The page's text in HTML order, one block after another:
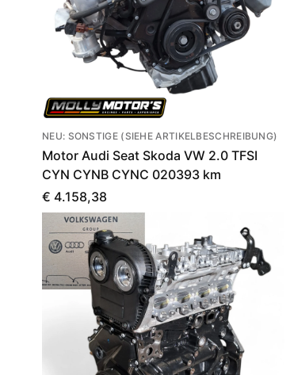
NEU: SONSTIGE (SIEHE ARTIKELBESCHREIBUNG)
Motor Audi Seat Skoda VW 2.0 TFSI
CYN CYNB CYNC 020393 km
€ 4.158,38